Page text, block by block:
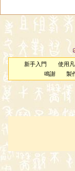
新手入門 使用
鳴謝
製